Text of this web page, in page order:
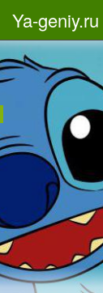
Ya-geniy.ru